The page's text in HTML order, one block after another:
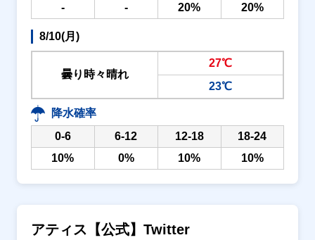
-
- 20% 20%
8/10(月)
曇り時々晴れ
27℃
23℃
降水確率
0-6
6-12 12-18
18-24
10%
0% 10% 10%
アティス【公式】Twitter